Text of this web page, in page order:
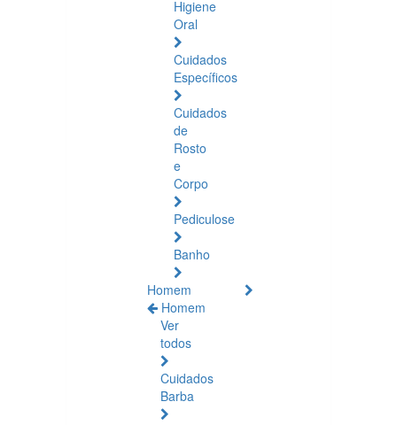
Higiene
Oral
Cuidados
Específicos
Cuidados
de
Rosto
e
Corpo
Pediculose
Banho
Homem
Homem
Ver
todos
Cuidados
Barba